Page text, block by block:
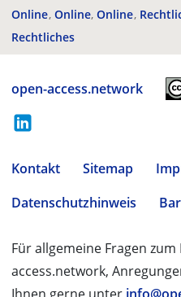
Online Online Online
Rechtliches
open-access.network
Kontakt Sitemap
Datenschutzhinweis
Für allgemeine Fragen
access.network,